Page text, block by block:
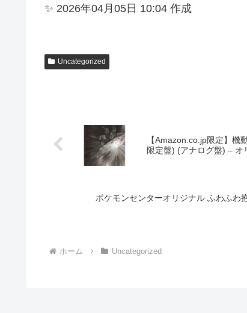
✨ 2026年04月05日 10:04 作成
Uncategorized
【Amazon.co.jp限定】
限定盤) (アナログ盤) –
ポケモンセンターオリジナル ふわふわ
ホーム Uncategorized